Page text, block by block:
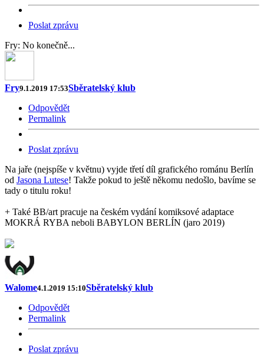
Poslat zprávu
Fry: No konečně...
Fry9.1.2019 17:53Sběratelský klub
Odpovědět
Permalink
Poslat zprávu
Na jaře (nejspíše v květnu) vyjde třetí díl grafického románu Berlín
od Jasona Lutese! Takže pokud to ještě někomu nedošlo, bavíme se
tady o titulu roku!
+ Také BB/art pracuje na českém vydání komiksové adaptace
MOKRÁ RYBA neboli BABYLON BERLÍN (jaro 2019)
Walome4.1.2019 15:10Sběratelský klub
Odpovědět
Permalink
Poslat zprávu